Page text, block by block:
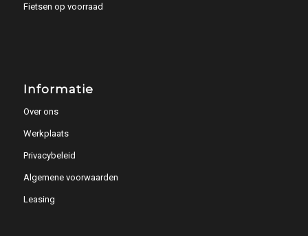
Fietsen op voorraad
Informatie
Over ons
Werkplaats
Privacybeleid
Algemene voorwaarden
Leasing